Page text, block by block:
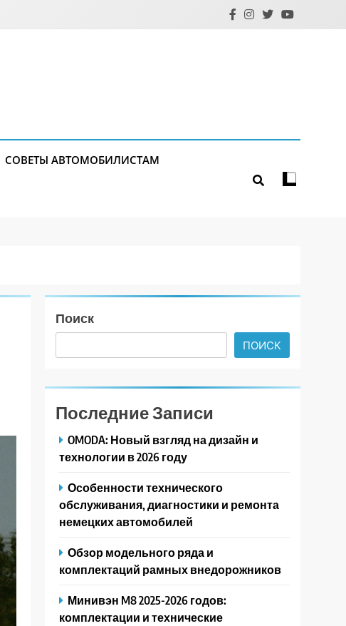
СОВЕТЫ АВТОМОБИЛИСТАМ
Поиск
ПОИСК
Последние Записи
OMODA: Новый взгляд на дизайн и
технологии в 2026 году
Особенности технического
обслуживания, диагностики и ремонта
немецких автомобилей
Обзор модельного ряда и
комплектаций рамных внедорожников
Минивэн M8 2025-2026 годов:
комплектации и технические